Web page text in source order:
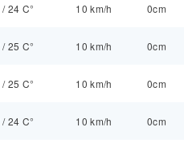
/24 C° 10 km/h 0cm
/25 C° 10 km/h 0cm
/25 C° 10 km/h 0cm
/24 C° 10 km/h 0cm